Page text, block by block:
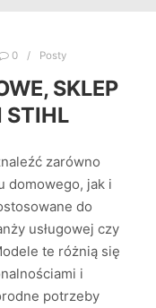
0 Posty
SKLEP
STIHL
zarówno
domowego, jak i
do
usługowej czy
te różnią się
i
potrzeby